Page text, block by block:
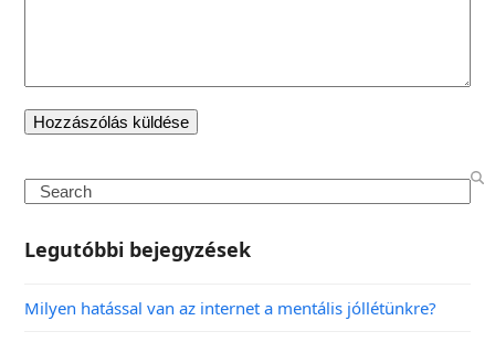
Legutóbbi bejegyzések
Milyen hatással van az internet a mentális jóllétünkre?